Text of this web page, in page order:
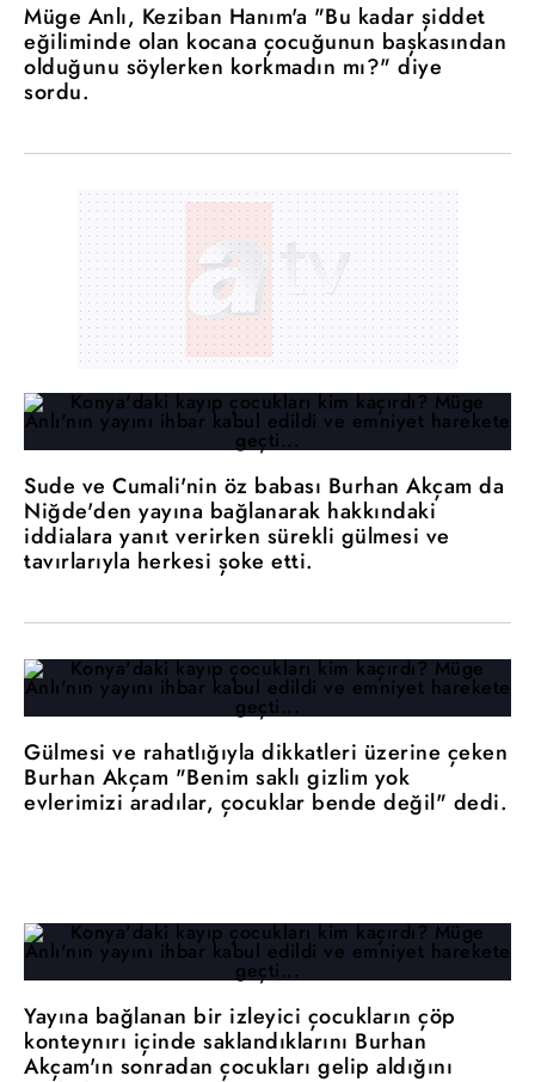
Müge Anlı, Keziban Hanım'a "Bu kadar şiddet
eğiliminde olan kocana çocuğunun başkasından
olduğunu söylerken korkmadın mı?" diye
sordu.
Sude ve Cumali'nin öz babası Burhan Akçam da
Niğde'den yayına bağlanarak hakkındaki
iddialara yanıt verirken sürekli gülmesi ve
tavırlarıyla herkesi şoke etti.
Gülmesi ve rahatlığıyla dikkatleri üzerine çeken
Burhan Akçam "Benim saklı gizlim yok
evlerimizi aradılar, çocuklar bende değil" dedi.
Yayına bağlanan bir izleyici çocukların çöp
konteynırı içinde saklandıklarını Burhan
Akçam'ın sonradan çocukları gelip aldığını